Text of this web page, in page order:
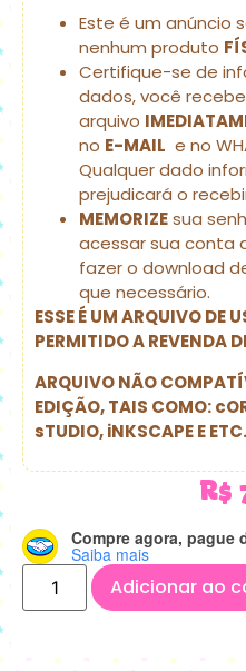
Este é um anúncio
nenhum produto
Certifique-se de
dados, você
arquivo
no E-MAIL e no
Qualquer dado
prejudicará o
MEMORIZEsua
acessar sua conta
fazer o download
que necessário.
ESSE É UM ARQUIVO DE
PERMITIDO A REVENDA
ARQUIVO NÃO
EDIÇÃO, TAIS COMO:
sTUDIO, iNKSCAPE E
R$
Compre agora, pague
Saiba mais
Adicionar ao